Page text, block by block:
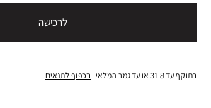
לרכישה
בתוקף עד 31.8 או עד גמר המלאי | בכפוף לתנאים